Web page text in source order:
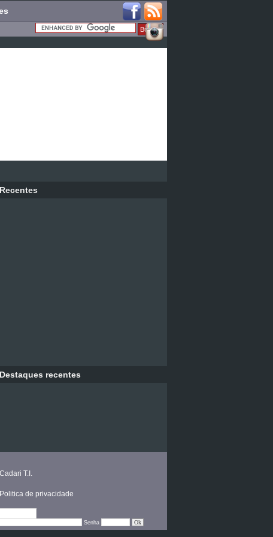
Recentes
Destaques recentes
Cadari T.I.
Politica de privacidade
Senha